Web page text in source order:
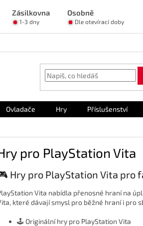
Zásilkovna Osobně
1-3 dny Dle otevírací doby
Ovladače Hry Příslušenství
pro PlayStation Vita
Hry pro PlayStation Vita pro
Vita nabídla přenosné hraní na
které dávají smysl pro běžné hraní i pro
🕹️ Originální hry pro PlayStation Vita